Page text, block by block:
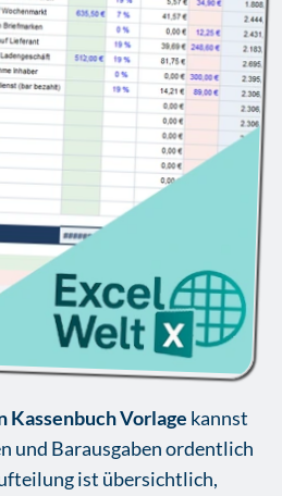
Kassenbuch Vorlage kannst
und Barausgaben ordentlich
ist übersichtlich,